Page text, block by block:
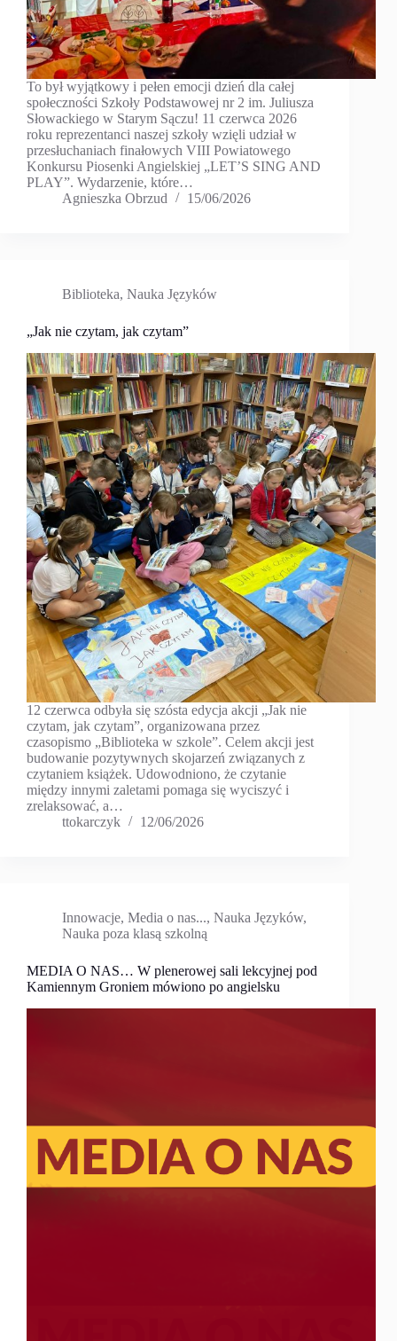
To był wyjątkowy i pełen emocji dzień dla całej
społeczności Szkoły Podstawowej nr 2 im. Juliusza
Słowackiego w Starym Sączu! 11 czerwca 2026
roku reprezentanci naszej szkoły wzięli udział w
przesłuchaniach finałowych VIII Powiatowego
Konkursu Piosenki Angielskiej „LET’S SING AND
PLAY”. Wydarzenie, które…
Agnieszka Obrzud
15/06/2026
Biblioteka, Nauka Języków
„Jak nie czytam, jak czytam”
12 czerwca odbyła się szósta edycja akcji „Jak nie
czytam, jak czytam”, organizowana przez
czasopismo „Biblioteka w szkole”. Celem akcji jest
budowanie pozytywnych skojarzeń związanych z
czytaniem książek. Udowodniono, że czytanie
między innymi zaletami pomaga się wyciszyć i
zrelaksować, a…
ttokarczyk
12/06/2026
Innowacje, Media o nas..., Nauka Języków,
Nauka poza klasą szkolną
MEDIA O NAS… W plenerowej sali lekcyjnej pod
Kamiennym Groniem mówiono po angielsku